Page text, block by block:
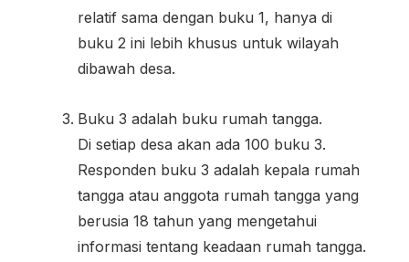
relatif sama dengan buku 1, hanya di
buku 2 ini lebih khusus untuk wilayah
dibawah desa.
Buku 3 adalah buku rumah tangga.
Di setiap desa akan ada 100 buku 3.
Responden buku 3 adalah kepala rumah
tangga atau anggota rumah tangga yang
berusia 18 tahun yang mengetahui
informasi tentang keadaan rumah tangga.